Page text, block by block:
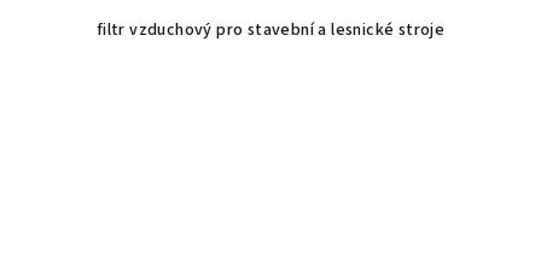
filtr vzduchový pro stavební a lesnické stroje